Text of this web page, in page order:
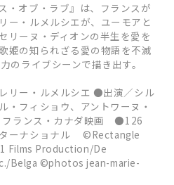
・オブ・ラブ』は、フランスが
ー・ルメルシエが、ユーモアと
リーヌ・ディオンの半生を愛を
姫の知られざる愛の物語を不滅
のライブシーンで描き出す。
リー・ルメルシエ ●出演／シル
・フィショウ、アントワーヌ・
ランス・カナダ映画 ●126
ーナショナル ©Rectangle
Films Production/De
Belga ©photos jean-marie-